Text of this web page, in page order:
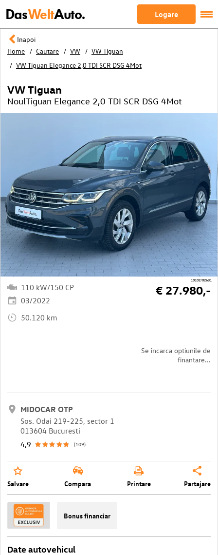
DasWeltAuto. Logare
Inapoi
Home
Cautare VW
VW Tiguan
VW Tiguan Elegance 2,0 TDI SCR DSG 4Mot
10102/02631
VW Tiguan
NoulTiguan Elegance 2,0 TDI SCR DSG 4Mot
110 kW/150 CP
03/2022
50.120 km
Se incarca optiunile de
finantare...
€ 27.980,-
MIDOCAR OTP
Sos. Odai 219-225, sector 1
013604 Bucuresti
4,9
(109)
Salvare Compara Printare Partajare
Bonus financiar
Date autovehicul